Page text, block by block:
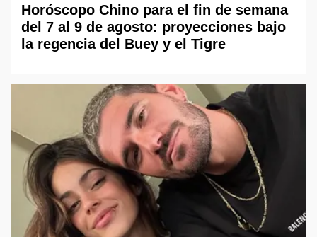
Horóscopo Chino para el fin de semana
del 7 al 9 de agosto: proyecciones bajo
la regencia del Buey y el Tigre